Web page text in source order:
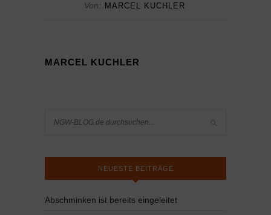
Von: MARCEL KUCHLER
MARCEL KUCHLER
NEUESTE BEITRÄGE
Abschminken ist bereits eingeleitet